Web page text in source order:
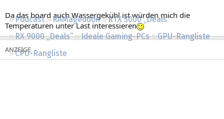
Podcast RAMageddon
RTX 5000 „Deals“
RX 9000 „Deals“
Ideale Gaming-PCs
GPU-Rangliste
CPU-Rangliste
Da das board auch Wassergekühl ist würden mich die
Temperaturen unter Last interessieren